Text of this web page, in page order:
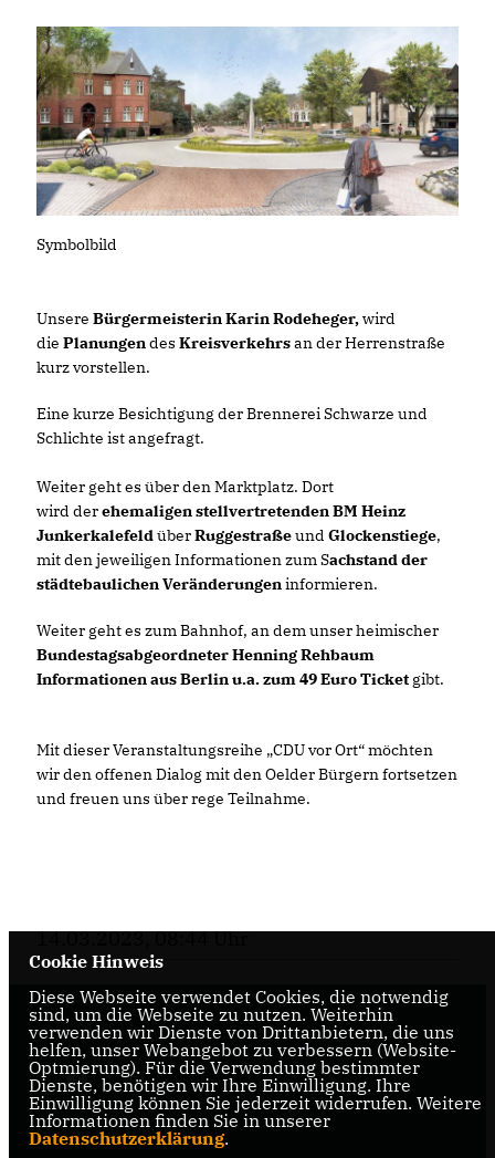
Symbolbild
Unsere Bürgermeisterin Karin Rodeheger,wird
die Planungendes Kreisverkehrsan der Herrenstraße
kurz vorstellen.
Eine kurze Besichtigung der Brennerei Schwarze und
Schlichte ist angefragt.
Weiter geht es über den Marktplatz. Dort
wird derehemaligen stellvertretenden BM Heinz
JunkerkalefeldüberRuggestraßeund Glockenstiege,
mit den jeweiligen Informationen zum Sachstand der
städtebaulichen Veränderungeninformieren.
Weiter geht es zum Bahnhof, an dem unser heimischer
Bundestagsabgeordneter Henning Rehbaum
Informationen aus Berlin u.a. zum 49 Euro Ticket gibt.
Mit dieser Veranstaltungsreihe „CDU vor Ort“ möchten
wir den offenen Dialog mit den Oelder Bürgern fortsetzen
und freuen uns über rege Teilnahme.
14.03.2023, 08:44 Uhr
CDU Oelde
Cookie Hinweis
Diese Webseite verwendet Cookies, die notwendig
sind, um die Webseite zu nutzen. Weiterhin
verwenden wir Dienste von Drittanbietern, die uns
helfen, unser Webangebot zu verbessern (Website-
Optmierung). Für die Verwendung bestimmter
Dienste, benötigen wir Ihre Einwilligung. Ihre
Einwilligung können Sie jederzeit widerrufen. Weitere
Informationen finden Sie in unserer
Datenschutzerklärung.